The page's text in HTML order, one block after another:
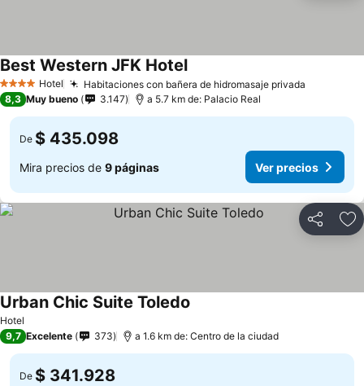
4 EstrellasHotel Habitaciones con bañera de hidromasaje privada
Best Western JFK HotelVer precios
8,3 Muy bueno 3.147 a 5.7 km de: Palacio Real
De $ 435.098
Mira precios de 9 páginas Ver precios
Compartir
Hotel
Urban Chic Suite Toledo
9,7 Excelente 373 a 1.6 km de: Centro de la ciudad
De $ 341.928